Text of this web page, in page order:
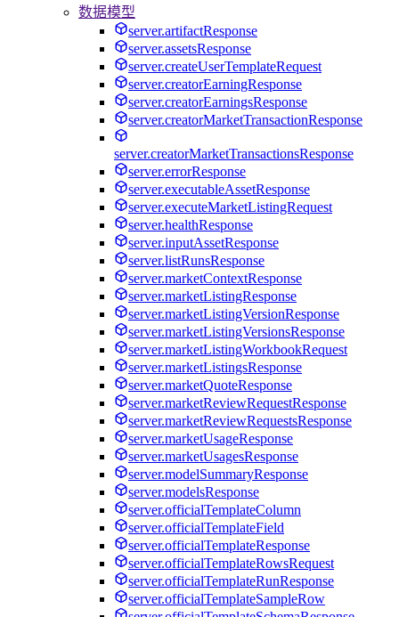
数据模型
server.artifactResponse
server.assetsResponse
server.createUserTemplateRequest
server.creatorEarningResponse
server.creatorEarningsResponse
server.creatorMarketTransactionResponse
server.creatorMarketTransactionsResponse
server.errorResponse
server.executableAssetResponse
server.executeMarketListingRequest
server.healthResponse
server.inputAssetResponse
server.listRunsResponse
server.marketContextResponse
server.marketListingResponse
server.marketListingVersionResponse
server.marketListingVersionsResponse
server.marketListingWorkbookRequest
server.marketListingsResponse
server.marketQuoteResponse
server.marketReviewRequestResponse
server.marketReviewRequestsResponse
server.marketUsageResponse
server.marketUsagesResponse
server.modelSummaryResponse
server.modelsResponse
server.officialTemplateColumn
server.officialTemplateField
server.officialTemplateResponse
server.officialTemplateRowsRequest
server.officialTemplateRunResponse
server.officialTemplateSampleRow